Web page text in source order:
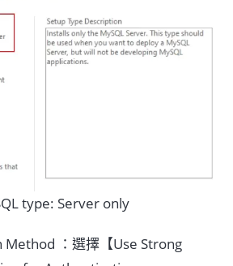
type: Server only
：選擇【Use Strong